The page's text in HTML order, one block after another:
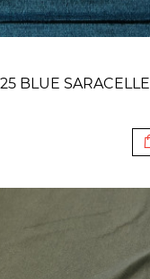
BLUE SARACELLE